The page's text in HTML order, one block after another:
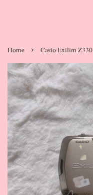
Home › Casio Exilim Z330